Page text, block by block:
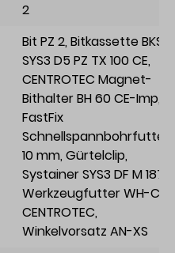
2
Bit PZ 2, Bitkassette BKS
SYS3 D5 PZ TX 100 CE,
CENTROTEC Magnet-
Bithalter BH 60 CE-Imp,
FastFix
Schnellspannbohrfutter
10 mm, Gürtelclip,
Systainer SYS3 DF M 187
Werkzeugfutter WH-CE
CENTROTEC,
Winkelvorsatz AN-XS